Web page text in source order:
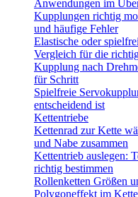
Anwendungen im
Kupplungen richtig
und häufige Fehler
Elastische oder
Vergleich für die
Kupplung nach
für Schritt
Spielfreie
entscheidend ist
Kettentriebe
Kettenrad zur Kette
und Nabe zusammen
Kettentrieb auslegen:
richtig bestimmen
Rollenketten Größen
Polygoneffekt im